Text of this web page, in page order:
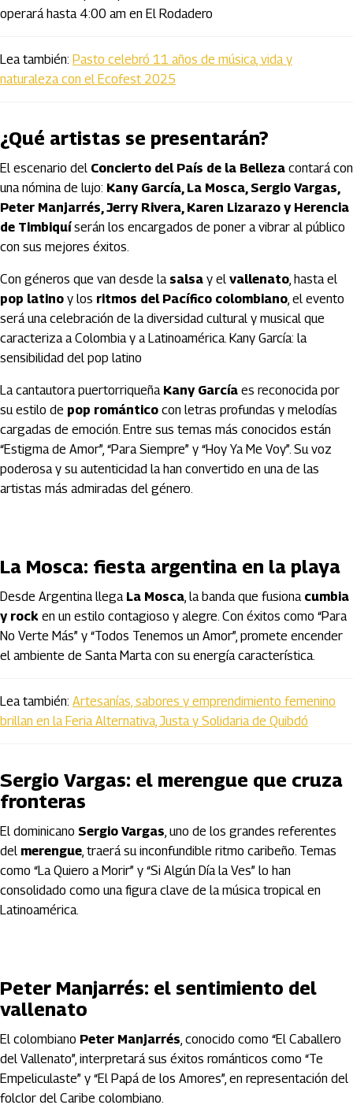
operará hasta 4:00 am en El Rodadero
Lea también: Pasto celebró 11 años de música, vida y
naturaleza con el Ecofest 2025
¿Qué artistas se presentarán?
El escenario del Concierto del País de la Belleza contará con
una nómina de lujo: Kany García, La Mosca, Sergio Vargas,
Peter Manjarrés, Jerry Rivera, Karen Lizarazo y Herencia
de Timbiquíserán los encargados de poner a vibrar al público
con sus mejores éxitos.
Con géneros que van desde la salsa y el vallenato, hasta el
pop latino y los ritmos del Pacífico colombiano, el evento
será una celebración de la diversidad cultural y musical que
caracteriza a Colombia y a Latinoamérica. Kany García: la
sensibilidad del pop latino
La cantautora puertorriqueña Kany García es reconocida por
su estilo de pop romántico con letras profundas y melodías
cargadas de emoción. Entre sus temas más conocidos están
“Estigma de Amor”, “Para Siempre” y “Hoy Ya Me Voy”. Su voz
poderosa y su autenticidad la han convertido en una de las
artistas más admiradas del género.
La Mosca: fiesta argentina en la playa
Desde Argentina llega La Mosca, la banda que fusiona cumbia
y rock en un estilo contagioso y alegre. Con éxitos como “Para
No Verte Más” y “Todos Tenemos un Amor”, promete encender
el ambiente de Santa Marta con su energía característica.
Lea también: Artesanías, sabores y emprendimiento femenino
brillan en la Feria Alternativa, Justa y Solidaria de Quibdó
Sergio Vargas: el merengue que cruza
fronteras
El dominicano Sergio Vargas, uno de los grandes referentes
del merengue, traerá su inconfundible ritmo caribeño. Temas
como “La Quiero a Morir” y “Si Algún Día la Ves” lo han
consolidado como una figura clave de la música tropical en
Latinoamérica.
Peter Manjarrés: el sentimiento del
vallenato
El colombiano Peter Manjarrés, conocido como “El Caballero
del Vallenato”, interpretará sus éxitos románticos como “Te
Empeliculaste” y “El Papá de los Amores”, en representación del
folclor del Caribe colombiano.